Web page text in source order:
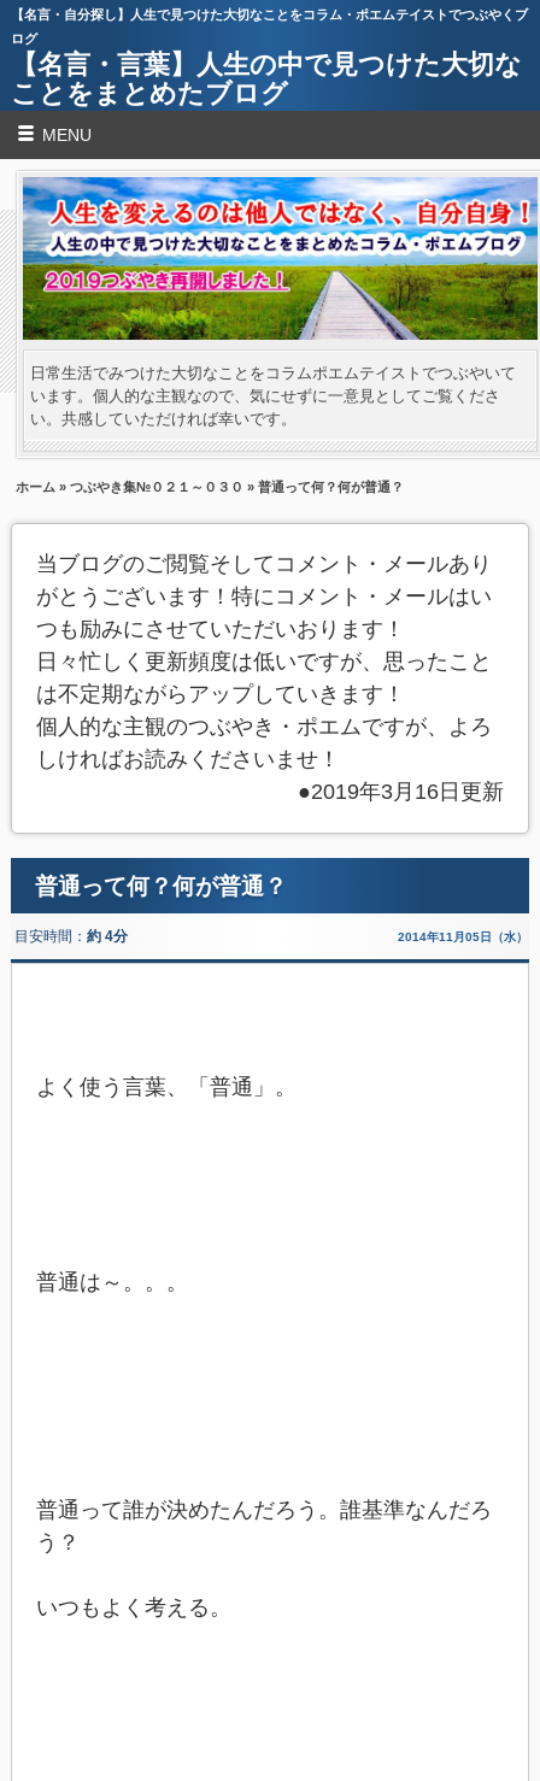
【名言・自分探し】人生で見つけた大切なことをコラム・ポエムテイストでつぶやくブ
ログ
【名言・言葉】人生の中で見つけた大切な
ことをまとめたブログ
MENU
日常生活でみつけた大切なことをコラムポエムテイストでつぶやいて
います。個人的な主観なので、気にせずに一意見としてご覧くださ
い。共感していただければ幸いです。
ホーム »つぶやき集№０２１～０３０ » 普通って何？何が普通？
当ブログのご閲覧そしてコメント・メールあり
がとうございます！特にコメント・メールはい
つも励みにさせていただいおります！
日々忙しく更新頻度は低いですが、思ったこと
は不定期ながらアップしていきます！
個人的な主観のつぶやき・ポエムですが、よろ
しければお読みくださいませ！
●2019年3月16日更新
普通って何？何が普通？
目安時間： 約 4分 2014年11月05日（水）
よく使う言葉、「普通」。
普通は～。。。
普通って誰が決めたんだろう。誰基準なんだろ
う？
いつもよく考える。